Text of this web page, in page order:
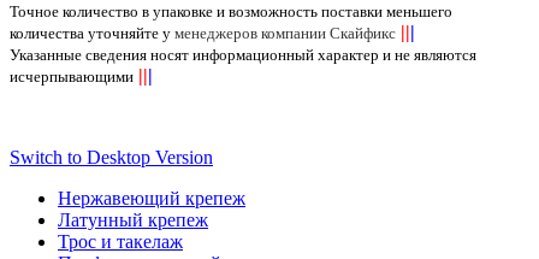
Точное количество в упаковке и возможность поставки меньшего
количества уточняйте у менеджеров компании Скайфикс |||
Указанные сведения носят информационный характер и не являются
исчерпывающими |||
Switch to Desktop Version
Нержавеющий крепеж
Латунный крепеж
Трос и такелаж